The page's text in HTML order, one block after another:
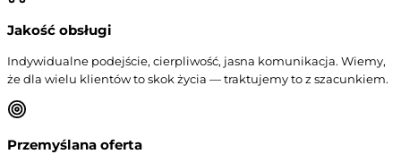
Jakość obsługi
Indywidualne podejście, cierpliwość, jasna komunikacja. Wiemy,
że dla wielu klientów to skok życia — traktujemy to z szacunkiem.
Przemyślana oferta